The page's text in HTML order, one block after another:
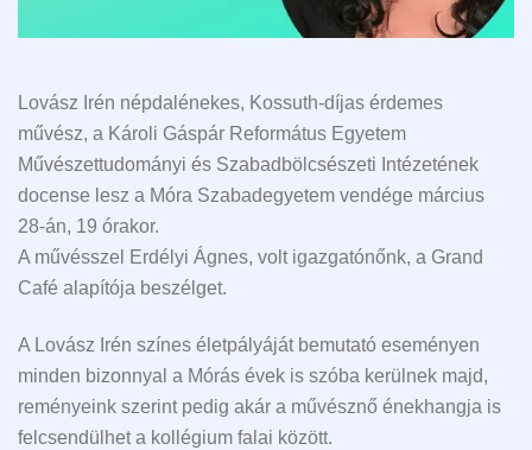
Lovász Irén népdalénekes, Kossuth-díjas érdemes
művész, a Károli Gáspár Református Egyetem
Művészettudományi és Szabadbölcsészeti Intézetének
docense lesz a Móra Szabadegyetem vendége március
28-án, 19 órakor.
A művésszel Erdélyi Ágnes, volt igazgatónőnk, a Grand
Café alapítója beszélget.
A Lovász Irén színes életpályáját bemutató eseményen
minden bizonnyal a Mórás évek is szóba kerülnek majd,
reményeink szerint pedig akár a művésznő énekhangja is
felcsendülhet a kollégium falai között.